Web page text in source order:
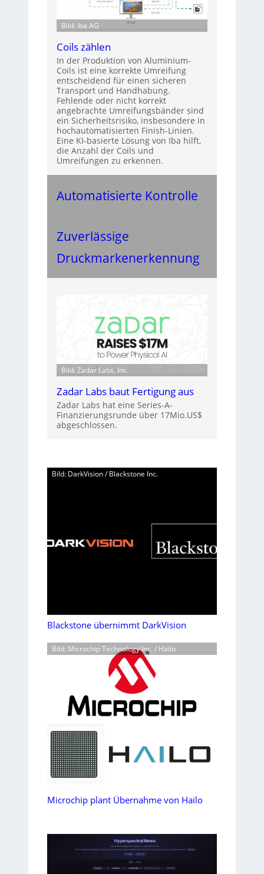
Bild: iba AG
Coils zählen
In der Produktion von Aluminium-
Coils ist eine korrekte Umreifung
entscheidend für einen sicheren
Transport und Handhabung.
Fehlende oder nicht korrekt
angebrachte Umreifungsbänder sind
ein Sicherheitsrisiko, insbesondere in
hochautomatisierten Finish-Linien.
Eine KI-basierte Lösung von Iba hilft,
die Anzahl der Coils und
Umreifungen zu erkennen.
Automatisierte Kontrolle
Zuverlässige
Druckmarkenerkennung
Bild: Zadar Labs, Inc.
Zadar Labs baut Fertigung aus
Zadar Labs hat eine Series-A-
Finanzierungsrunde über 17Mio.US$
abgeschlossen.
Bild: DarkVision / Blackstone Inc.
Blackstone übernimmt DarkVision
Bild: Microchip Technology Inc. / Hailo
Microchip plant Übernahme von Hailo